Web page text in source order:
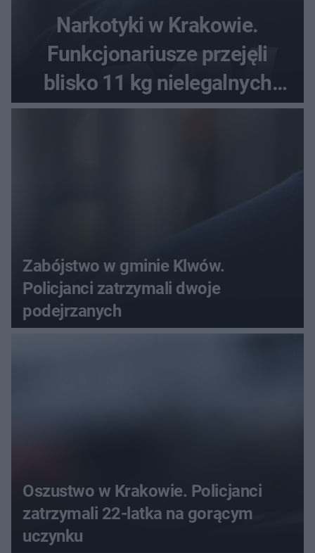
Narkotyki w Krakowie.
Funkcjonariusze przejęli
blisko 11 kg nielegalnych
substancji
Zabójstwo w gminie Klwów.
Policjanci zatrzymali dwoje
podejrzanych
Oszustwo w Krakowie. Policjanci
zatrzymali 22-latka na gorącym
uczynku